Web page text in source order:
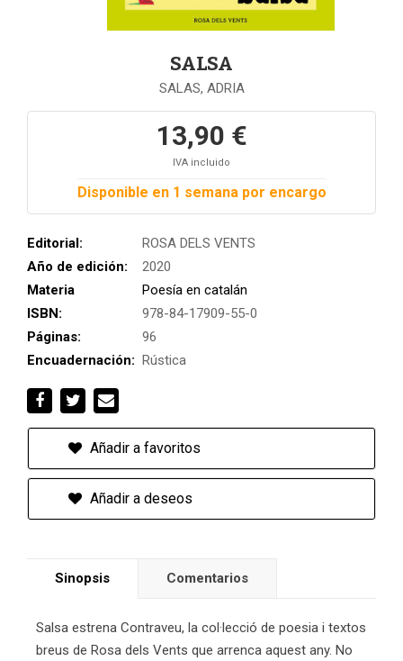
SALSA
SALAS, ADRIA
13,90 €
IVA incluido
Disponible en 1 semana por encargo
Editorial:
ROSA DELS VENTS
Año de edición:
2020
Materia
Poesía en catalán
ISBN:
978-84-17909-55-0
Páginas:
96
Encuadernación: Rústica
Añadir a favoritos
Añadir a deseos
Sinopsis Comentarios
Salsa estrena Contraveu, la col·lecció de poesia i textos
breus de Rosa dels Vents que arrenca aquest any. No